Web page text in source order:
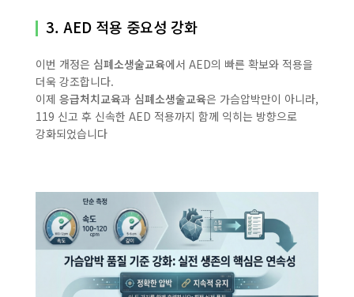
3. AED 적용 중요성 강화
이번 개정은 심폐소생술교육에서 AED의 빠른 확보와 적용을
더욱 강조합니다.
이제 응급처치교육과 심폐소생술교육은 가슴압박만이 아니라,
119 신고 후 신속한 AED 적용까지 함께 익히는 방향으로
강화되었습니다